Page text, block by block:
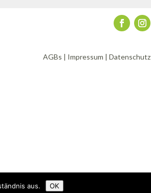
AGBs | Impressum | Datenschutz
aus. OK